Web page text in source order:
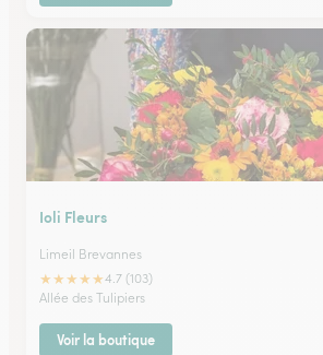
Ioli Fleurs
Limeil Brevannes
★★★★★4.7 (103)
Allée des Tulipiers
Voir la boutique